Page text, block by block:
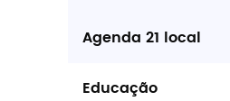
Agenda 21 local
Educação